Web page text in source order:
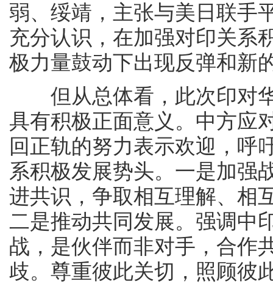
弱、绥靖，主张与美日联手
充分认识，在加强对印关系
极力量鼓动下出现反弹和新
但从总体看，此次印对华
具有积极正面意义。中方应
回正轨的努力表示欢迎，呼
系积极发展势头。一是加强
进共识，争取相互理解、相
二是推动共同发展。强调中
战，是伙伴而非对手，合作
歧。尊重彼此关切，照顾彼